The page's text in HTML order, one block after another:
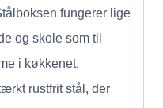
fungerer lige
og skole som til
i køkkenet.
rustfrit stål, der